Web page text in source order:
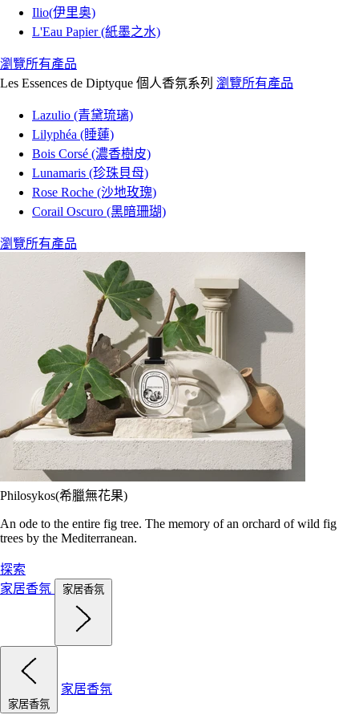
Ilio(伊里奥)
L'Eau Papier (紙墨之水)
瀏覽所有產品
Les Essences de Diptyque 個人香氛系列 瀏覽所有產品
Lazulio (青黛琉璃)
Lilyphéa (睡蓮)
Bois Corsé (濃香樹皮)
Lunamaris (珍珠貝母)
Rose Roche (沙地玫瑰)
Corail Oscuro (黑暗珊瑚)
瀏覽所有產品
Philosykos(希臘無花果)
An ode to the entire fig tree. The memory of an orchard of wild fig
trees by the Mediterranean.
探索
家居香氛
家居香氛
家居香氛
家居香氛